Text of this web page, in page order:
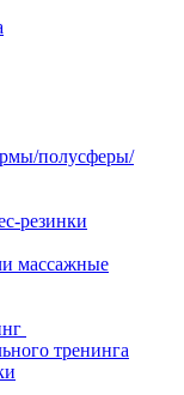
полусферы/
резинки
массажные
тренинга